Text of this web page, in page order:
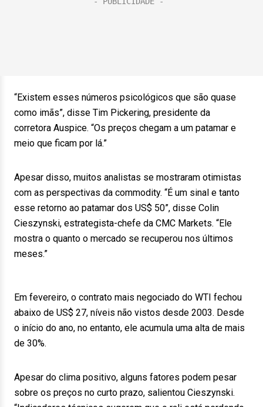
“Existem esses números psicológicos que são quase
como imãs”, disse Tim Pickering, presidente da
corretora Auspice. “Os preços chegam a um patamar e
meio que ficam por lá.”
Apesar disso, muitos analistas se mostraram otimistas
com as perspectivas da commodity. “É um sinal e tanto
esse retorno ao patamar dos US$ 50”, disse Colin
Cieszynski, estrategista-chefe da CMC Markets. “Ele
mostra o quanto o mercado se recuperou nos últimos
meses.”
Em fevereiro, o contrato mais negociado do WTI fechou
abaixo de US$ 27, níveis não vistos desde 2003. Desde
o início do ano, no entanto, ele acumula uma alta de mais
de 30%.
Apesar do clima positivo, alguns fatores podem pesar
sobre os preços no curto prazo, salientou Cieszynski.